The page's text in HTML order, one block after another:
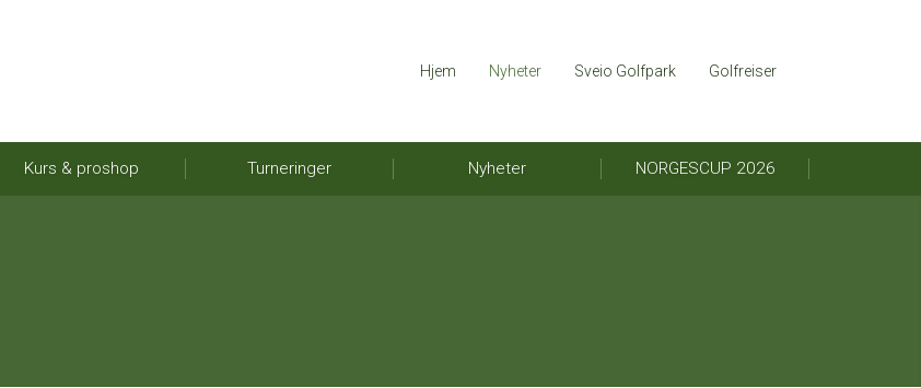
Hjem Nyheter Sveio Golfpark Golfreiser
Kurs & proshop Turneringer Nyheter NORGESCUP 2026